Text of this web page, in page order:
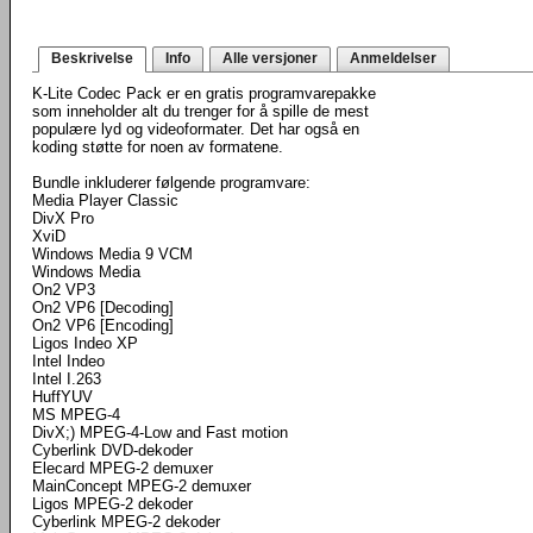
Beskrivelse Info Alle versjoner Anmeldelser
K-Lite Codec Pack er en gratis programvarepakke
som inneholder alt du trenger for å spille de mest
populære lyd og videoformater. Det har også en
koding støtte for noen av formatene.
Bundle inkluderer følgende programvare:
Media Player Classic
DivX Pro
XviD
Windows Media 9 VCM
Windows Media
On2 VP3
On2 VP6 [Decoding]
On2 VP6 [Encoding]
Ligos Indeo XP
Intel Indeo
Intel I.263
HuffYUV
MS MPEG-4
DivX;) MPEG-4-Low and Fast motion
Cyberlink DVD-dekoder
Elecard MPEG-2 demuxer
MainConcept MPEG-2 demuxer
Ligos MPEG-2 dekoder
Cyberlink MPEG-2 dekoder